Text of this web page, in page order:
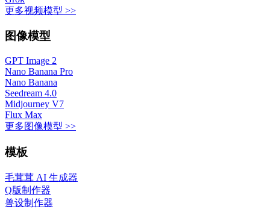
更多视频模型 >>
图像模型
GPT Image 2
Nano Banana Pro
Nano Banana
Seedream 4.0
Midjourney V7
Flux Max
更多图像模型 >>
模板
毛茸茸 AI 生成器
Q版制作器
兽设制作器